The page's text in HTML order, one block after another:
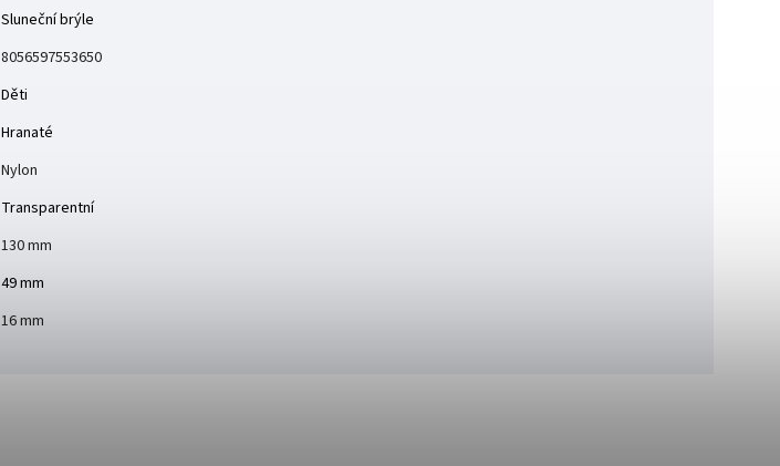
Sluneční brýle
8056597553650
Děti
Hranaté
Nylon
Transparentní
130 mm
49 mm
16 mm